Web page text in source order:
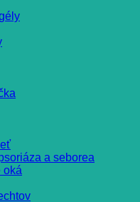
a seborea
oká